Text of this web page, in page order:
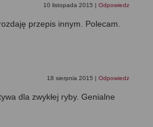
10 listopada 2015 | Odpowiedz
przepis innym. Polecam.
18 sierpnia 2015 | Odpowiedz
dla zwykłej ryby. Genialne